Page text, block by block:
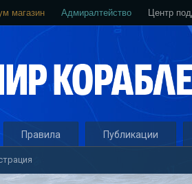
магазин Адмиралтейство Центр
Правила Публикации